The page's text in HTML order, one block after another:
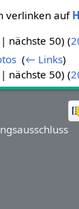
verlinken auf
nächste 50) (
‎(← Links)
nächste 50) (